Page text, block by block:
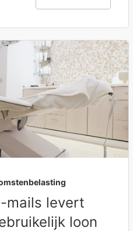
mails levert
loon